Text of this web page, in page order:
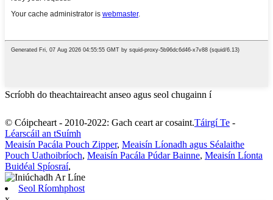
Scríobh do theachtaireacht anseo agus seol chugainn í
© Cóipcheart - 2010-2022: Gach ceart ar cosaint.Táirgí Te -
Léarscáil an tSuímh
Meaisín Pacála Pouch Zipper, Meaisín Líonadh agus Séalaithe
Pouch Uathoibríoch, Meaisín Pacála Púdar Bainne, Meaisín Líonta
Buidéal Spíosraí,
Seol Ríomhphost